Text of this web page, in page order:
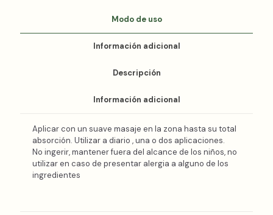
Modo de uso
Información adicional
Descripción
Información adicional
Aplicar con un suave masaje en la zona hasta su total
absorción. Utilizar a diario , una o dos aplicaciones.
No ingerir, mantener fuera del alcance de los niños, no
utilizar en caso de presentar alergia a alguno de los
ingredientes